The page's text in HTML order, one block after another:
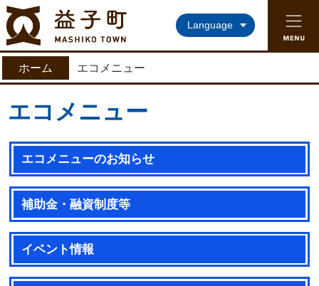
益子町ホームページ
Language
ホーム エコメニュー
エコメニュー
エコメニューのお知らせ
補助金・融資制度等
イベント情報